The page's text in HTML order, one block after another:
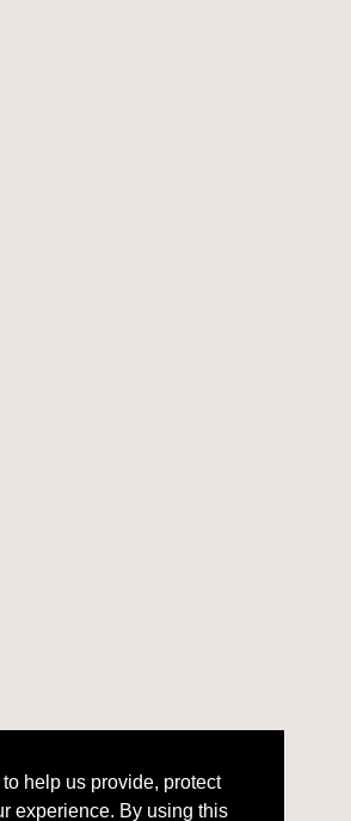
experience. By using this
to this use. We also show
help us provide, protect
experience. By using this